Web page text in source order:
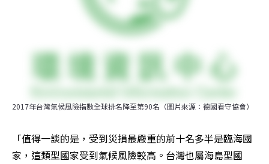
2017年台灣氣候風險指數全球排名降至第90名（圖片來源：德國看守協會）
「值得一談的是，受到災損最嚴重的前十名多半是臨海國
家，這類型國家受到氣候風險較高。台灣也屬海島型國